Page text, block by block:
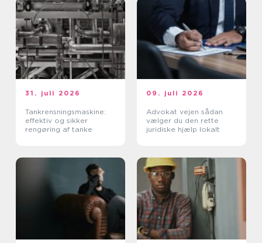
31. juli 2026
Tankrensningsmaskine:
effektiv og sikker
rengøring af tanke
09. juli 2026
Advokat vejen sådan
vælger du den rette
juridiske hjælp lokalt